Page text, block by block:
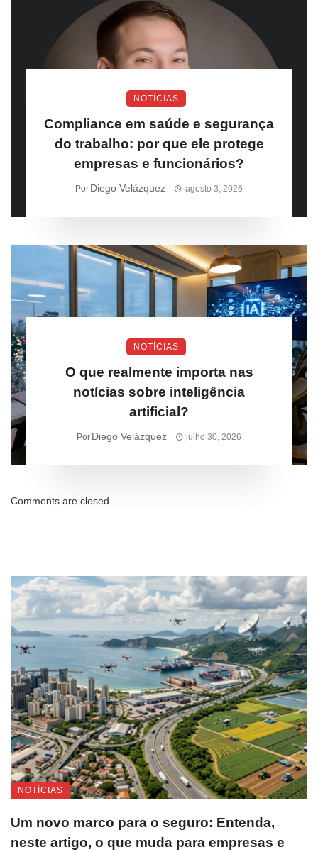
NOTÍCIAS
Compliance em saúde e segurança
do trabalho: por que ele protege
empresas e funcionários?
Por Diego Velázquez agosto 3, 2026
NOTÍCIAS
O que realmente importa nas
notícias sobre inteligência
artificial?
Por Diego Velázquez julho 30, 2026
Comments are closed.
NOTÍCIAS
Um novo marco para o seguro: Entenda,
neste artigo, o que muda para empresas e